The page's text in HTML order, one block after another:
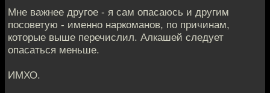
Мне важнее другое - я сам опасаюсь и другим
посоветую - именно наркоманов, по причинам,
которые выше перечислил. Алкашей следует
опасаться меньше.
ИМХО.